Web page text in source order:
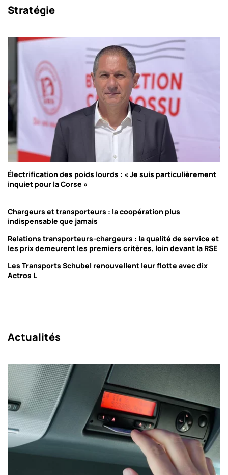
Stratégie
Électrification des poids lourds : « Je suis particulièrement
inquiet pour la Corse »
Chargeurs et transporteurs : la coopération plus
indispensable que jamais
Relations transporteurs-chargeurs : la qualité de service et
les prix demeurent les premiers critères, loin devant la RSE
Les Transports Schubel renouvellent leur flotte avec dix
Actros L
Actualités